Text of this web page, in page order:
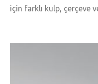
için farklı kulp, çerçeve